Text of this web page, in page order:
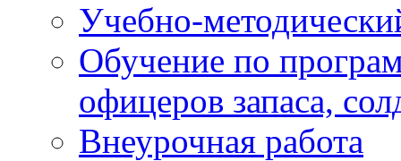
Учебно-
Обучение по
офицеров запаса,
Внеурочная работа